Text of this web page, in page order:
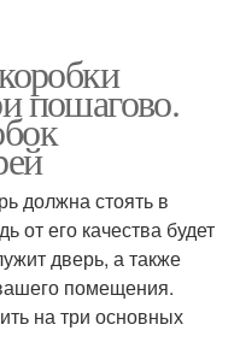
пошагово.
должна стоять в
от его качества будет
дверь, а также
помещения.
на три основных